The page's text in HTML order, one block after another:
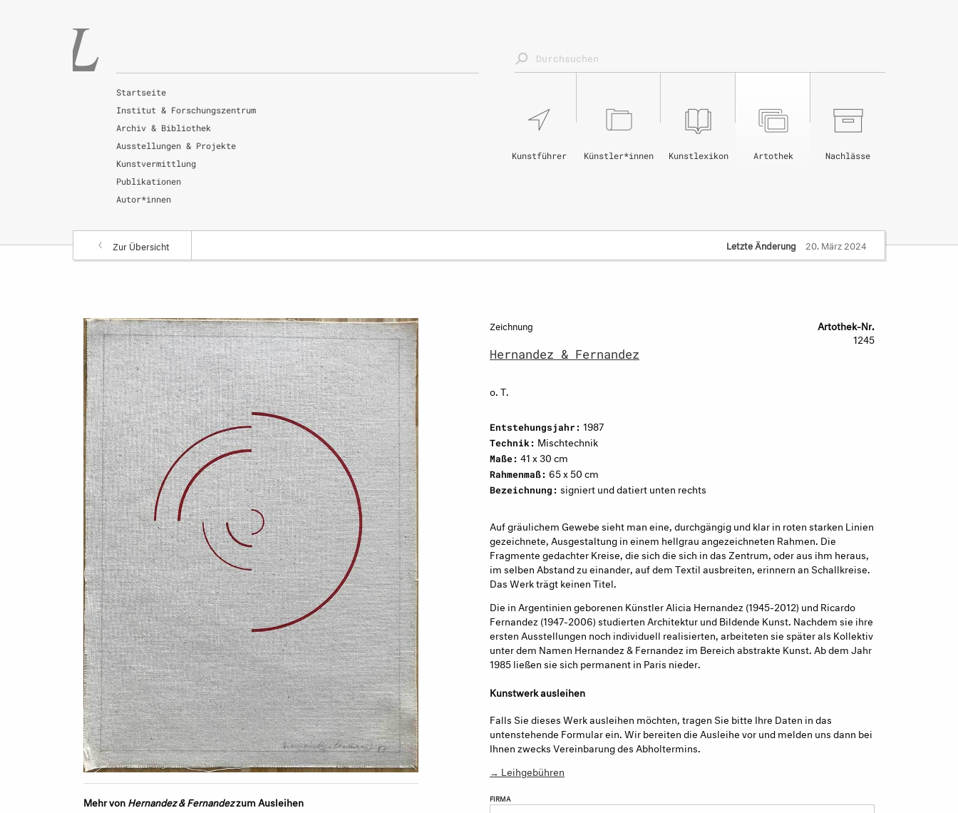
Startseite
Institut & Forschungszentrum
Archiv & Bibliothek
Ausstellungen & Projekte
Kunstvermittlung
Publikationen
Autor*innen
Nachlässe
Artothek
Kunstlexikon
Künstler*innen
Kunstführer
Zur Übersicht Letzte Änderung 20. März 2024
Mehr vonHernandez & Fernandezzum Ausleihen
Zeichnung
Hernandez & Fernandez
o. T.
Artothek-Nr.
1245
Entstehungsjahr: 1987
Technik: Mischtechnik
Maße: 41 x 30 cm
Rahmenmaß: 65 x 50 cm
Bezeichnung: signiert und datiert unten rechts
Auf gräulichem Gewebe sieht man eine, durchgängig und klar in roten starken Linien
gezeichnete, Ausgestaltung in einem hellgrau angezeichneten Rahmen. Die
Fragmente gedachter Kreise, die sich die sich in das Zentrum, oder aus ihm heraus,
im selben Abstand zu einander, auf dem Textil ausbreiten, erinnern an Schallkreise.
Das Werk trägt keinen Titel.
Die in Argentinien geborenen Künstler Alicia Hernandez (1945-2012) und Ricardo
Fernandez (1947-2006) studierten Architektur und Bildende Kunst. Nachdem sie ihre
ersten Ausstellungen noch individuell realisierten, arbeiteten sie später als Kollektiv
unter dem Namen Hernandez & Fernandez im Bereich abstrakte Kunst. Ab dem Jahr
1985 ließen sie sich permanent in Paris nieder.
Kunstwerk ausleihen
Falls Sie dieses Werk ausleihen möchten, tragen Sie bitte Ihre Daten in das
untenstehende Formular ein. Wir bereiten die Ausleihe vor und melden uns dann bei
Ihnen zwecks Vereinbarung des Abholtermins.
→ Leihgebühren
FIRMA